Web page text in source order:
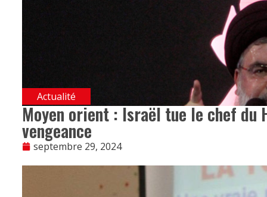
Actualité
Moyen orient : Israël tue le chef du
vengeance
septembre 29, 2024